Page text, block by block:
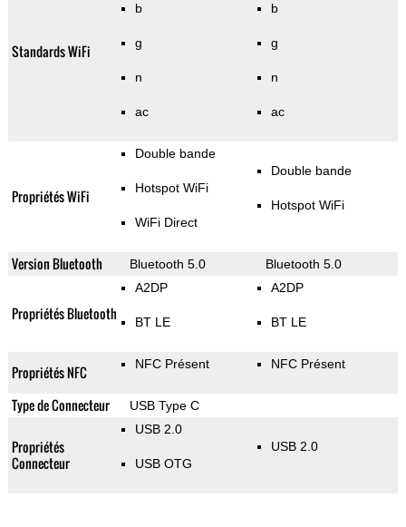
Standards WiFi
b
g
n
ac
b
g
n
ac
Propriétés WiFi
Double bande
Hotspot WiFi
WiFi Direct
Double bande
Hotspot WiFi
Version Bluetooth Bluetooth 5.0 Bluetooth 5.0
Propriétés Bluetooth
A2DP
BT LE
A2DP
BT LE
Propriétés NFC NFC Présent NFC Présent
Type de Connecteur USB Type C
Propriétés
Connecteur
USB 2.0
USB OTG
USB 2.0